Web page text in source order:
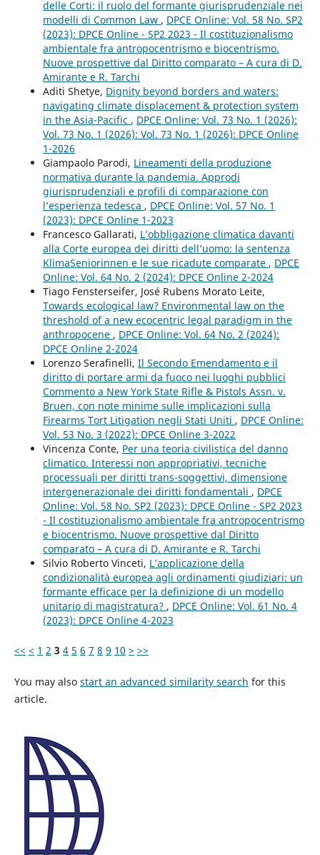
delle Corti: il ruolo del formante giurisprudenziale nei
modelli di Common Law , DPCE Online: Vol. 58 No. SP2
(2023): DPCE Online - SP2 2023 - Il costituzionalismo
ambientale fra antropocentrismo e biocentrismo.
Nuove prospettive dal Diritto comparato – A cura di D.
Amirante e R. Tarchi
Aditi Shetye, Dignity beyond borders and waters:
navigating climate displacement & protection system
in the Asia-Pacific , DPCE Online: Vol. 73 No. 1 (2026):
Vol. 73 No. 1 (2026): Vol. 73 No. 1 (2026): DPCE Online
1-2026
Giampaolo Parodi, Lineamenti della produzione
normativa durante la pandemia. Approdi
giurisprudenziali e profili di comparazione con
l’esperienza tedesca , DPCE Online: Vol. 57 No. 1
(2023): DPCE Online 1-2023
Francesco Gallarati, L’obbligazione climatica davanti
alla Corte europea dei diritti dell’uomo: la sentenza
KlimaSeniorinnen e le sue ricadute comparate , DPCE
Online: Vol. 64 No. 2 (2024): DPCE Online 2-2024
Tiago Fensterseifer, José Rubens Morato Leite,
Towards ecological law? Environmental law on the
threshold of a new ecocentric legal paradigm in the
anthropocene , DPCE Online: Vol. 64 No. 2 (2024):
DPCE Online 2-2024
Lorenzo Serafinelli, Il Secondo Emendamento e il
diritto di portare armi da fuoco nei luoghi pubblici
Commento a New York State Rifle & Pistols Assn. v.
Bruen, con note minime sulle implicazioni sulla
Firearms Tort Litigation negli Stati Uniti , DPCE Online:
Vol. 53 No. 3 (2022): DPCE Online 3-2022
Vincenza Conte, Per una teoria civilistica del danno
climatico. Interessi non appropriativi, tecniche
processuali per diritti trans-soggettivi, dimensione
intergenerazionale dei diritti fondamentali , DPCE
Online: Vol. 58 No. SP2 (2023): DPCE Online - SP2 2023
- Il costituzionalismo ambientale fra antropocentrismo
e biocentrismo. Nuove prospettive dal Diritto
comparato – A cura di D. Amirante e R. Tarchi
Silvio Roberto Vinceti, L’applicazione della
condizionalità europea agli ordinamenti giudiziari: un
formante efficace per la definizione di un modello
unitario di magistratura? , DPCE Online: Vol. 61 No. 4
(2023): DPCE Online 4-2023
<< < 1 2 3 4 5 6 7 8 9 10 > >>
You may also start an advanced similarity search for this
article.